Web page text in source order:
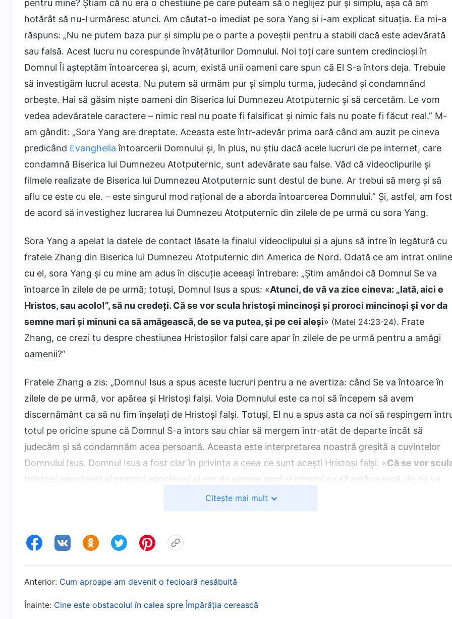
pentru mine? Știam că nu era o chestiune pe care puteam să o neglijez pur și simplu, așa că am
hotărât să nu-l urmăresc atunci. Am căutat-o imediat pe sora Yang și i-am explicat situația. Ea mi-a
răspuns: „Nu ne putem baza pur și simplu pe o parte a poveștii pentru a stabili dacă este adevărată
sau falsă. Acest lucru nu corespunde învățăturilor Domnului. Noi toți care suntem credincioși în
Domnul Îi așteptăm întoarcerea și, acum, există unii oameni care spun că El S-a întors deja. Trebuie
să investigăm lucrul acesta. Nu putem să urmăm pur și simplu turma, judecând și condamnând
orbește. Hai să găsim niște oameni din Biserica lui Dumnezeu Atotputernic și să cercetăm. Le vom
vedea adevăratele caractere – nimic real nu poate fi falsificat și nimic fals nu poate fi făcut real.” M-
am gândit: „Sora Yang are dreptate. Aceasta este într-adevăr prima oară când am auzit pe cineva
predicând Evanghelia întoarcerii Domnului și, în plus, nu știu dacă acele lucruri de pe internet, care
condamnă Biserica lui Dumnezeu Atotputernic, sunt adevărate sau false. Văd că videoclipurile și
filmele realizate de Biserica lui Dumnezeu Atotputernic sunt destul de bune. Ar trebui să merg și să
aflu ce este cu ele. – este singurul mod rațional de a aborda întoarcerea Domnului.” Și, astfel, am fost
de acord să investighez lucrarea lui Dumnezeu Atotputernic din zilele de pe urmă cu sora Yang.
Sora Yang a apelat la datele de contact lăsate la finalul videoclipului și a ajuns să intre în legătură cu
fratele Zhang din Biserica lui Dumnezeu Atotputernic din America de Nord. Odată ce am intrat online
cu el, sora Yang și cu mine am adus în discuție aceeași întrebare: „Știm amândoi că Domnul Se va
întoarce în zilele de pe urmă; totuși, Domnul Isus a spus: «Atunci, de vă va zice cineva: „Iată, aici e
Hristos, sau acolo!”, să nu credeți. Că se vor scula hristoşi mincinoși și proroci mincinoși și vor da
semne mari și minuni ca să amăgească, de se va putea, și pe cei aleși» (Matei 24:23-24). Frate
Zhang, ce crezi tu despre chestiunea Hristoșilor falși care apar în zilele de pe urmă pentru a amăgi
oamenii?”
Fratele Zhang a zis: „Domnul Isus a spus aceste lucruri pentru a ne avertiza: când Se va întoarce în
zilele de pe urmă, vor apărea și Hristoși falși. Voia Domnului este ca noi să începem să avem
discernământ ca să nu fim înșelați de Hristoși falși. Totuși, El nu a spus asta ca noi să respingem
totul pe oricine spune că Domnul S-a întors sau chiar să mergem într-atât de departe încât să
judecăm și să condamnăm acea persoană. Aceasta este interpretarea noastră greșită a cuvintelor
Domnului Isus. Domnul Isus a fost clar în privința a ceea ce sunt acești Hristoși falși: «Că se vor
hristoşi mincinoși și proroci mincinoși și vor da semne mari și minuni ca să amăgească, de se va
. Trăsăturile evidente ale Hristoșilor falși constă în faptul că imită
principale. Cuvintele lui Dumnezeu Atotputernic sunt și mai specifice și mai incisive cu privire la
apară o persoană capabilă să arate semne și să facă minuni, să alunge demoni, să vindece bolnavii
despre un fals realizat de duhurile rele și imitația acestora a lui Isus. Reține! Dumnezeu nu repetă
Citește mai mult
Anterior: Cum aproape am devenit o fecioară nesăbuită
Înainte: Cine este obstacolul în calea spre Împărăția cerească